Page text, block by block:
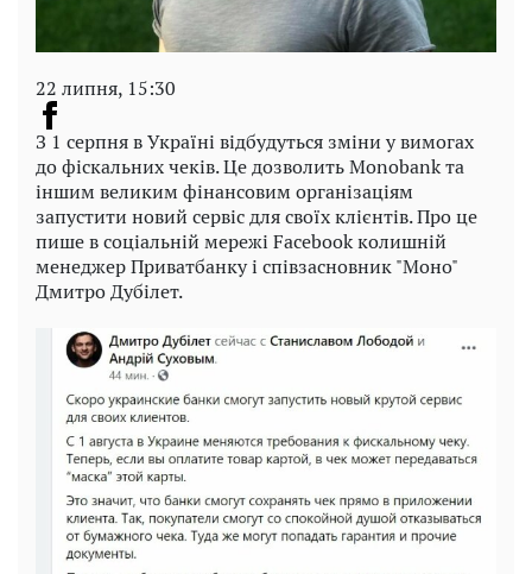
22 липня, 15:30
З 1 серпня в Україні відбудуться зміни у вимогах
до фіскальних чеків. Це дозволить Monobank та
іншим великим фінансовим організаціям
запустити новий сервіс для своїх клієнтів. Про це
пише в соціальній мережі Facebook колишній
менеджер Приватбанку і співзасновник "Моно"
Дмитро Дубілет.